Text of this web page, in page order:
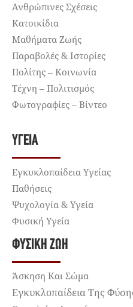
Ανθρώπινες Σχέσεις
Κατοικίδια
Μαθήματα Ζωής
Παραβολές & Ιστορίες
Πολίτης – Κοινωνία
Τέχνη – Πολιτισμός
Φωτογραφίες – Βίντεο
ΥΓΕΊΑ
Εγκυκλοπαίδεια Υγείας
Παθήσεις
Ψυχολογία & Υγεία
Φυσική Υγεία
ΦΥΣΙΚΉ ΖΩΉ
Άσκηση Και Σώμα
Εγκυκλοπαίδεια Της